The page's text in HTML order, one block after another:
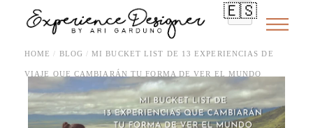
🇪🇸
HOME BLOG MI BUCKET LIST DE 13 EXPERIENCIAS DE
VIAJE QUE CAMBIARÁN TU FORMA DE VER EL MUNDO